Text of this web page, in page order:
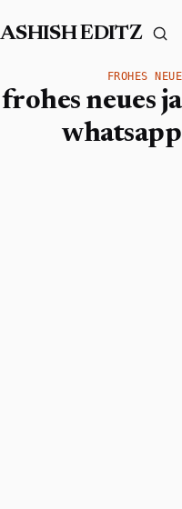
ASHISH EDITZ
FROHES
frohes neues